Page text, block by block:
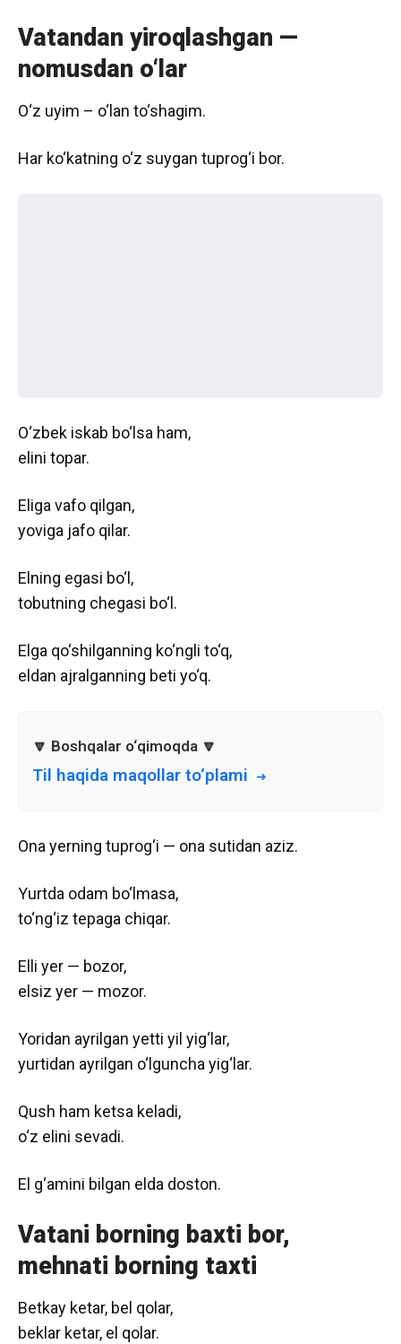
Vatandan yiroqlashgan —
nomusdan o‘lar
O‘z uyim – o‘lan to‘shagim.
Har ko‘katning o‘z suygan tuprog‘i bor.
O‘zbek iskab bo‘lsa ham,
elini topar.
Eliga vafo qilgan,
yoviga jafo qilar.
Elning egasi bo‘l,
tobutning chegasi bo‘l.
Elga qo‘shilganning ko‘ngli to‘q,
eldan ajralganning beti yo‘q.
Til haqida maqollar to‘plami
Ona yerning tuprog‘i — ona sutidan aziz.
Yurtda odam bo‘lmasa,
to‘ng‘iz tepaga chiqar.
Elli yer — bozor,
elsiz yer — mozor.
Yoridan ayrilgan yetti yil yig‘lar,
yurtidan ayrilgan o‘lguncha yig‘lar.
Qush ham ketsa keladi,
o‘z elini sevadi.
El g‘amini bilgan elda doston.
Vatani borning baxti bor,
mehnati borning taxti
Betkay ketar, bel qolar,
beklar ketar, el qolar.